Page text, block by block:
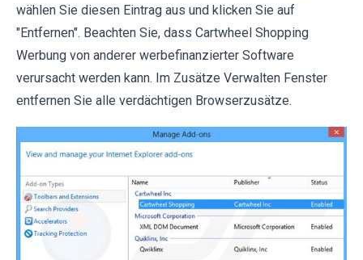
wählen Sie diesen Eintrag aus und klicken Sie auf
"Entfernen". Beachten Sie, dass Cartwheel Shopping
Werbung von anderer werbefinanzierter Software
verursacht werden kann. Im Zusätze Verwalten Fenster
entfernen Sie alle verdächtigen Browserzusätze.